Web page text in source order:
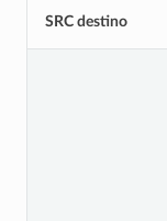
SRC destino